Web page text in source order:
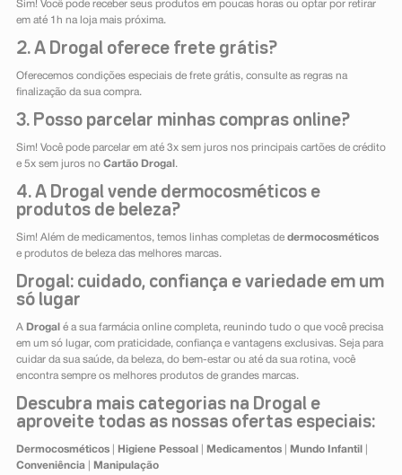
Sim! Você pode receber seus produtos em poucas horas ou optar por retirar
em até 1h na loja mais próxima.
2. A Drogal oferece frete grátis?
Oferecemos condições especiais de frete grátis, consulte as regras na
finalização da sua compra.
3. Posso parcelar minhas compras online?
Sim! Você pode parcelar em até 3x sem juros nos principais cartões de crédito
e 5x sem juros no Cartão Drogal .
4. A Drogal vende dermocosméticos e
produtos de beleza?
Sim! Além de medicamentos, temos linhas completas de dermocosméticos
e produtos de beleza das melhores marcas.
Drogal: cuidado, confiança e variedade em um
só lugar
A Drogal é a sua farmácia online completa, reunindo tudo o que você precisa
em um só lugar, com praticidade, confiança e vantagens exclusivas. Seja para
cuidar da sua saúde, da beleza, do bem-estar ou até da sua rotina, você
encontra sempre os melhores produtos de grandes marcas.
Descubra mais categorias na Drogal e
aproveite todas as nossas ofertas especiais:
Dermocosméticos| Higiene Pessoal Medicamentos| Mundo Infantil
Conveniência| Manipulação